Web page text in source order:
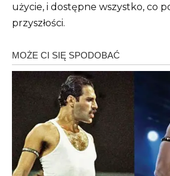
użycie, i dostępne wszystko, co
przyszłości.